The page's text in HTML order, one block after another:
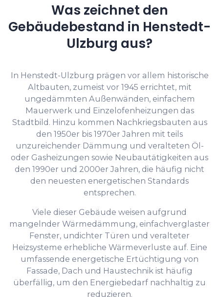
Was zeichnet den
Gebäudebestand in Henstedt-
Ulzburg aus?
In Henstedt-Ulzburg prägen vor allem historische
Altbauten, zumeist vor 1945 errichtet, mit
ungedämmten Außenwänden, einfachem
Mauerwerk und Einzelofenheizungen das
Stadtbild. Hinzu kommen Nachkriegsbauten aus
den 1950er bis 1970er Jahren mit teils
unzureichender Dämmung und veralteten Öl-
oder Gasheizungen sowie Neubautätigkeiten aus
den 1990er und 2000er Jahren, die häufig nicht
den neuesten energetischen Standards
entsprechen.
Viele dieser Gebäude weisen aufgrund
mangelnder Wärmedämmung, einfachverglaster
Fenster, undichter Türen und veralteter
Heizsysteme erhebliche Wärmeverluste auf. Eine
umfassende energetische Ertüchtigung von
Fassade, Dach und Haustechnik ist häufig
überfällig, um den Energiebedarf nachhaltig zu
reduzieren.